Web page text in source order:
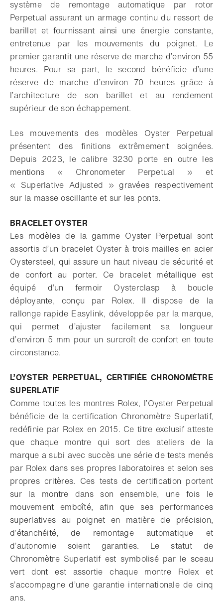
système de remontage automatique par rotor
Perpetual assurant un armage continu du ressort de
barillet et fournissant ainsi une énergie constante,
entretenue par les mouvements du poignet. Le
premier garantit une réserve de marche d’environ 55
heures. Pour sa part, le second bénéficie d’une
réserve de marche d’environ 70 heures grâce à
l’architecture de son barillet et au rendement
supérieur de son échappement.
Les mouvements des modèles Oyster Perpetual
présentent des finitions extrêmement soignées.
Depuis 2023, le calibre 3230 porte en outre les
mentions « Chronometer Perpetual » et
« Superlative Adjusted » gravées respectivement
sur la masse oscillante et sur les ponts.
BRACELET OYSTER
Les modèles de la gamme Oyster Perpetual sont
assortis d’un bracelet Oyster à trois mailles en acier
Oystersteel, qui assure un haut niveau de sécurité et
de confort au porter. Ce bracelet métallique est
équipé d’un fermoir Oysterclasp à boucle
déployante, conçu par Rolex. Il dispose de la
rallonge rapide Easylink, développée par la marque,
qui permet d’ajuster facilement sa longueur
d’environ 5 mm pour un surcroît de confort en toute
circonstance.
L’OYSTER PERPETUAL, CERTIFIÉE CHRONOMÈTRE
SUPERLATIF
Comme toutes les montres Rolex, l’Oyster Perpetual
bénéficie de la certification Chronomètre Superlatif,
redéfinie par Rolex en 2015. Ce titre exclusif atteste
que chaque montre qui sort des ateliers de la
marque a subi avec succès une série de tests menés
par Rolex dans ses propres laboratoires et selon ses
propres critères. Ces tests de certification portent
sur la montre dans son ensemble, une fois le
mouvement emboîté, afin que ses performances
superlatives au poignet en matière de précision,
d’étanchéité, de remontage automatique et
d’autonomie soient garanties. Le statut de
Chronomètre Superlatif est symbolisé par le sceau
vert dont est assortie chaque montre Rolex et
s’accompagne d’une garantie internationale de cinq
ans.